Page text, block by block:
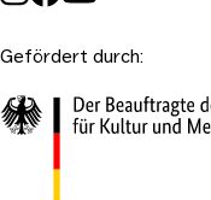
Gefördert durch: